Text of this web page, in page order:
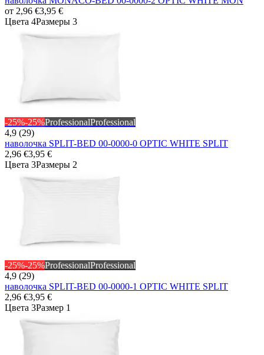
от 2,96 €3,95 €
Цвета 4Размеры 3
-25%-25%ProfessionalProfessional
4,9 (29)
наволочка SPLIT-BED 00-0000-0 OPTIC WHITE SPLIT
2,96 €3,95 €
Цвета 3Размеры 2
-25%-25%ProfessionalProfessional
4,9 (29)
наволочка SPLIT-BED 00-0000-1 OPTIC WHITE SPLIT
2,96 €3,95 €
Цвета 3Размер 1